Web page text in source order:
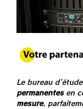
Le bureau
permanentesen
mesure,